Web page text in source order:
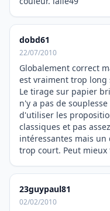
dobd61
22/07/2010
Globalement correct
est vraiment trop
Le tirage sur papier
n'y a pas de
d'utiliser les
classiques et pas
intéressantes mais
trop court. Peut mieux
23guypaul81
02/02/2010